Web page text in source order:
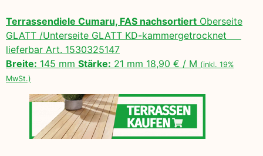
Terrassendiele Cumaru, FAS nachsortiert Oberseite
GLATT /Unterseite GLATT KD-kammergetrocknet
lieferbar Art. 1530325147
Breite: 145 mm Stärke: 21 mm 18,90 € / M (inkl. 19%
MwSt.)